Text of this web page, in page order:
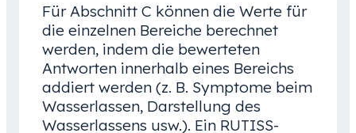
Für Abschnitt C können die Werte für
die einzelnen Bereiche berechnet
werden, indem die bewerteten
Antworten innerhalb eines Bereichs
addiert werden (z. B. Symptome beim
Wasserlassen, Darstellung des
Wasserlassens usw.). Ein RUTISS-